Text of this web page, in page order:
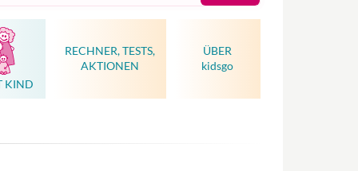
KIND
RECHNER, TESTS,
AKTIONEN
ÜBER
kidsgo